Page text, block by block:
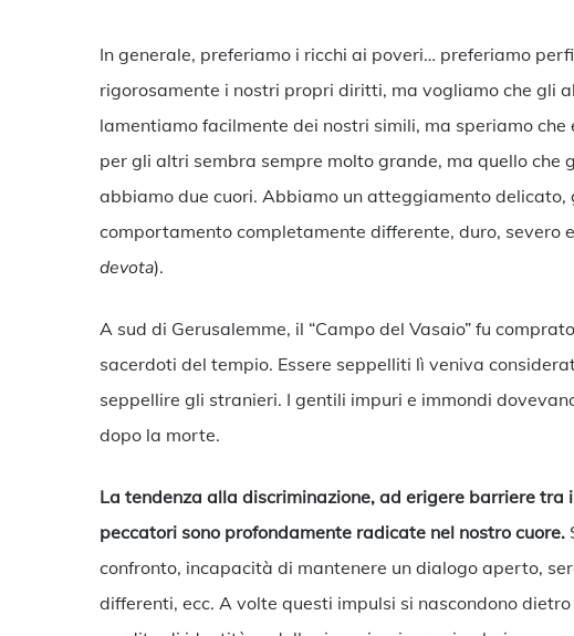
In generale, preferiamo i ricchi ai poveri… preferiamo
rigorosamente i nostri propri diritti, ma vogliamo che gli
lamentiamo facilmente dei nostri simili, ma speriamo
per gli altri sembra sempre molto grande, ma quello che
abbiamo due cuori. Abbiamo un atteggiamento delicato,
comportamento completamente differente, duro, severo
devota).
A sud di Gerusalemme, il “Campo del Vasaio” fu
sacerdoti del tempio. Essere seppelliti lì veniva
seppellire gli stranieri. I gentili impuri e immondi
dopo la morte.
La tendenza alla discriminazione, ad erigere barriere tra
peccatori sono profondamente radicate nel nostro cuore.
confronto, incapacità di mantenere un dialogo aperto,
differenti, ecc. A volte questi impulsi si nascondono